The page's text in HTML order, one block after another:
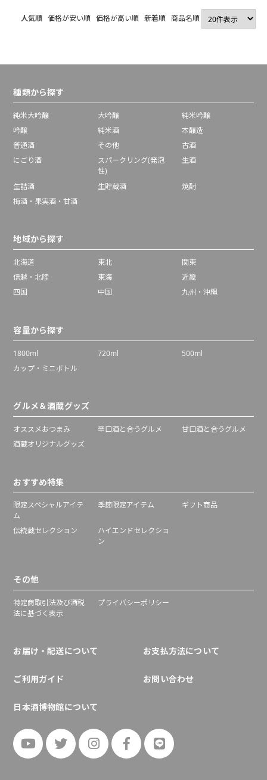
人気順 価格が安い順 価格が高い順 新着順 商品名順
種類から探す
純米大吟醸 大吟醸
純米吟醸
吟醸
純米酒
本醸造
普通酒
その他
古酒
にごり酒
スパークリング(発泡
性)
生酒
生詰酒 生貯蔵酒
焼酎
梅酒・果実酒・甘酒
地域から探す
北海道 東北
関東
信越・北陸
東海
近畿
四国
中国 九州・沖縄
容量から探す
1800ml 720ml
500ml
カップ・ミニボトル
グルメ＆酒蔵グッズ
オススメおつまみ 辛口酒と合うグルメ
甘口酒と合うグルメ
酒蔵オリジナルグッズ
おすすめ特集
限定スペシャルアイテ
ム
季節限定アイテム ギフト商品
伝統蔵セレクション
ハイエンドセレクショ
ン
その他
特定商取引法及び酒税
法に基づく表示
プライバシーポリシー
お届け・配送について お支払方法について
ご利用ガイド お問い合わせ
日本酒博物館について